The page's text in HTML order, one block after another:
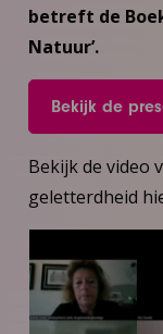
betreft de
Natuur’.
Bekijk de
Bekijk de video
geletterdheid